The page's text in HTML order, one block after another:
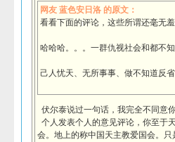
网友 蓝色安日洛 的原文：
看看下面的评论，这些所谓还毫无
哈哈哈。。。一群仇视社会和都不
己人忧天、无所事事、做不知道反
伏尔泰说过一句话，我完全不同意
个人发表个人的意见评论，你至于
会。地上的称中国天主教爱国会。